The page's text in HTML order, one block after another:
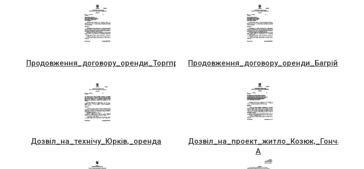
Продовження_договору_оренди_Торгпреса,_вул._Т._Шевченка
Продовження_договору_оренди_Багрiй
Дозвiл_на_технiчу_Юркiв,_оренда
А